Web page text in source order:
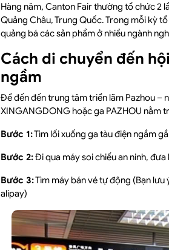
Hàng năm, Canton Fair thường tổ chức 2
Quảng Châu, Trung Quốc. Trong mỗi kỳ
quảng bá các sản phẩm ở nhiều ngành
Cách di chuyển đến
ngầm
Để đến đến trung tâm triển lãm Pazhou –
XINGANGDONG hoặc ga PAZHOU nằm
Bước 1:Tìm lối xuống ga tàu điện ngầm
Bước 2:Đi qua máy soi chiếu an ninh,
Bước 3:Tìm máy bán vé tự động (Bạn
alipay)